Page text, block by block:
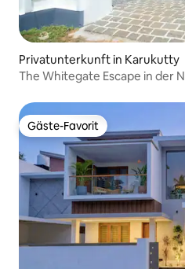
Privatunterkunft in Karukutty
The Whitegate Escape in der
Gäste-Favorit
Gäste-Favorit